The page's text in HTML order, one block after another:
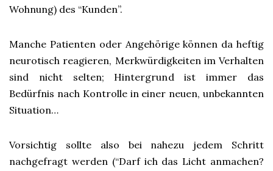
Wohnung) des “Kunden”.
Manche Patienten oder Angehörige können da heftig
neurotisch reagieren, Merkwürdigkeiten im Verhalten
sind nicht selten; Hintergrund ist immer das
Bedürfnis nach Kontrolle in einer neuen, unbekannten
Situation…
Vorsichtig sollte also bei nahezu jedem Schritt
nachgefragt werden (“Darf ich das Licht anmachen?